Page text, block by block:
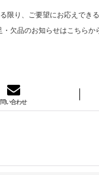
り、ご要望にお応えできる
欠品のお知らせはこちらか
問い合わせ